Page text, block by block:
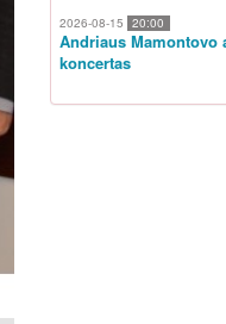
2026-08-15 20:00
Andriaus Mamontovo
koncertas